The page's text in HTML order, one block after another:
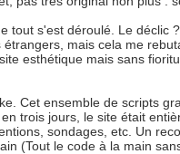
tout s'est déroulé. Le déclic
mais cela me
esthétique mais sans
Cet ensemble de scripts
trois jours, le site était
sondages, etc. Un
(Tout le code à la main